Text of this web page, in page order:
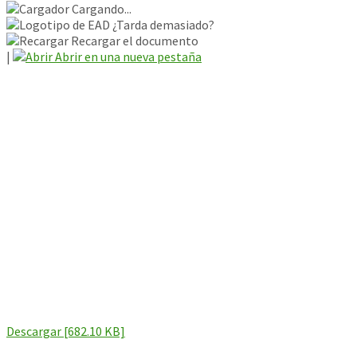
Cargando...
¿Tarda demasiado?
Recargar el documento
|
Abrir en una nueva pestaña
Descargar [682.10 KB]